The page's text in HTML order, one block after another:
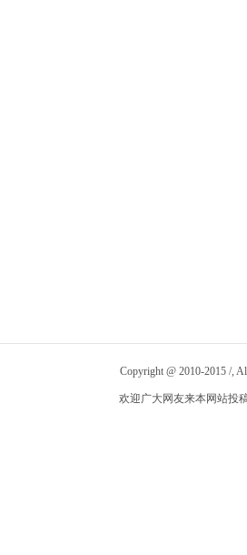
Copyright @ 2010-2015/,
欢迎广大网友来本网站投